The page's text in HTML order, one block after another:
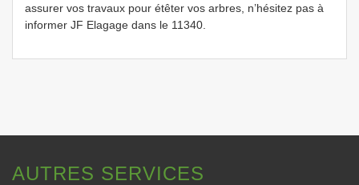
assurer vos travaux pour étêter vos arbres, n’hésitez pas à
informer JF Elagage dans le 11340.
AUTRES SERVICES